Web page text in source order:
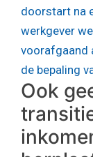
doorstart na
werkgever
voorafgaand
de bepaling
Ook